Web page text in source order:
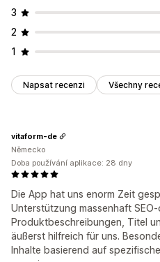
3
2
1
Napsat recenzi Všechny
Die App hat uns enorm Zeit
Unterstützung massenhaft
Produktbeschreibungen, Titel
äußerst hilfreich für uns.
Inhalte basierend auf
vitaform-de
Německo
Doba používání aplikace: 28 dny